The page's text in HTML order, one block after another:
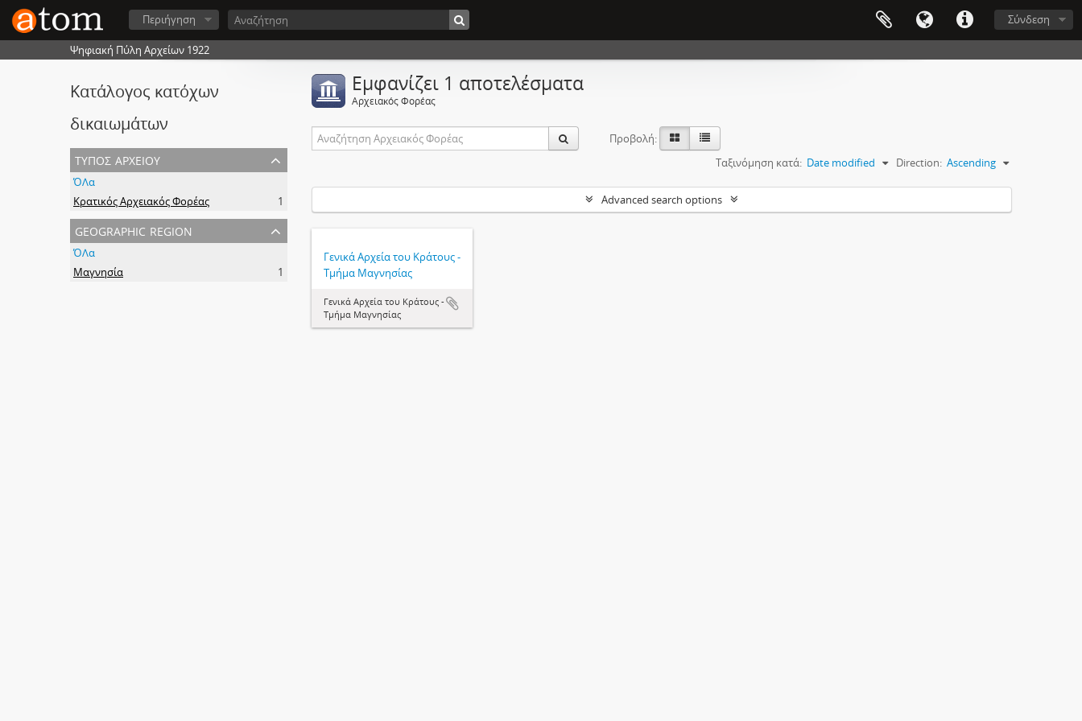
Σύνδεση
Περιήγηση
Ψηφιακή Πύλη Αρχείων 1922
Κατάλογος κατόχων
δικαιωμάτων
τύπος αρχείου
ΌΛα
Κρατικός Αρχειακός Φορέας
1
geographic region
ΌΛα
Μαγνησία
1
Εμφανίζει 1 αποτελέσματα
Αρχειακός Φορέας
Προβολή:
Ταξινόμηση κατά: Date modified Direction: Ascending
Advanced search options
Γενικά Αρχεία του Κράτους -
Τμήμα Μαγνησίας
Γενικά Αρχεία του Κράτους -
Τμήμα Μαγνησίας